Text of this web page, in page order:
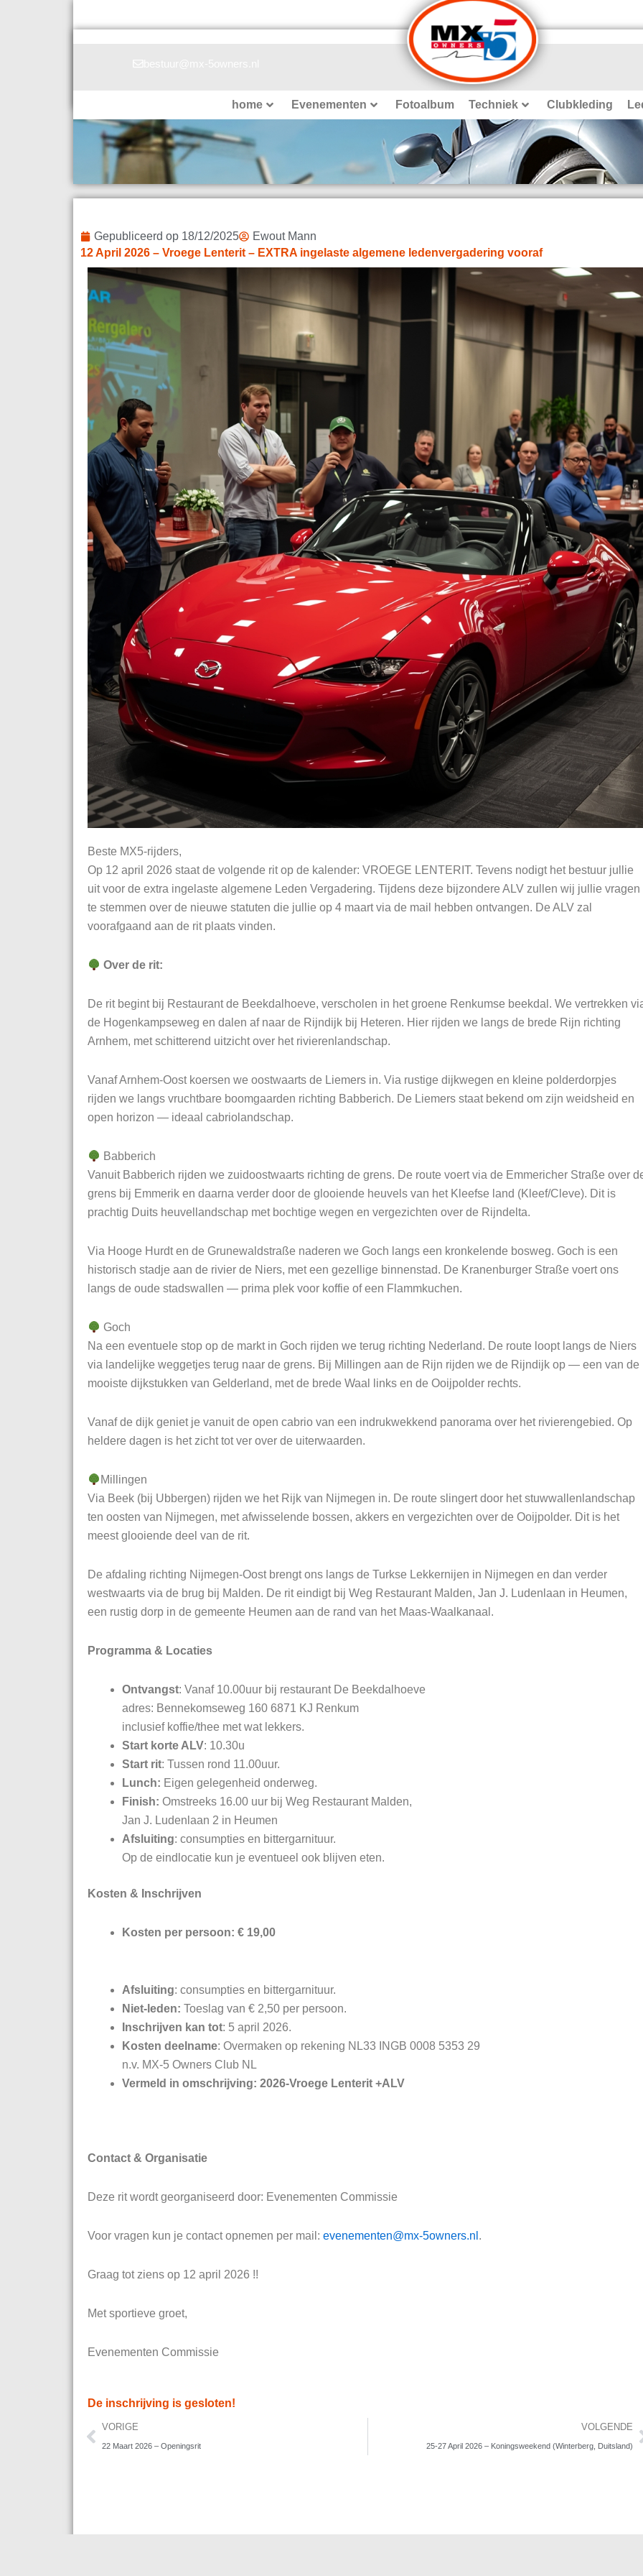
home Evenementen Fotoalbum Techniek Clubkleding
Gepubliceerd op 18/12/2025
Ewout Mann
12 April 2026 – Vroege Lenterit – EXTRA ingelaste algemene ledenvergadering vooraf
Beste MX5-rijders,
Op 12 april 2026 staat de volgende rit op de kalender: VROEGE LENTERIT. Tevens nodigt het bestuur jullie
uit voor de extra ingelaste algemene Leden Vergadering. Tijdens deze bijzondere ALV zullen wij jullie vragen
te stemmen over de nieuwe statuten die jullie op 4 maart via de mail hebben ontvangen. De ALV zal
voorafgaand aan de rit plaats vinden.
Over de rit:
De rit begint bij Restaurant de Beekdalhoeve, verscholen in het groene Renkumse beekdal. We vertrekken
de Hogenkampseweg en dalen af naar de Rijndijk bij Heteren. Hier rijden we langs de brede Rijn richting
Arnhem, met schitterend uitzicht over het rivierenlandschap.
Vanaf Arnhem-Oost koersen we oostwaarts de Liemers in. Via rustige dijkwegen en kleine polderdorpjes
rijden we langs vruchtbare boomgaarden richting Babberich. De Liemers staat bekend om zijn weidsheid en
open horizon — ideaal cabriolandschap.
Babberich
Vanuit Babberich rijden we zuidoostwaarts richting de grens. De route voert via de Emmericher Straße over
grens bij Emmerik en daarna verder door de glooiende heuvels van het Kleefse land (Kleef/Cleve). Dit is
prachtig Duits heuvellandschap met bochtige wegen en vergezichten over de Rijndelta.
Via Hooge Hurdt en de Grunewaldstraße naderen we Goch langs een kronkelende bosweg. Goch is een
historisch stadje aan de rivier de Niers, met een gezellige binnenstad. De Kranenburger Straße voert ons
langs de oude stadswallen — prima plek voor koffie of een Flammkuchen.
Goch
Na een eventuele stop op de markt in Goch rijden we terug richting Nederland. De route loopt langs de Niers
via landelijke weggetjes terug naar de grens. Bij Millingen aan de Rijn rijden we de Rijndijk op — een van de
mooiste dijkstukken van Gelderland, met de brede Waal links en de Ooijpolder rechts.
Vanaf de dijk geniet je vanuit de open cabrio van een indrukwekkend panorama over het rivierengebied. Op
heldere dagen is het zicht tot ver over de uiterwaarden.
Millingen
Via Beek (bij Ubbergen) rijden we het Rijk van Nijmegen in. De route slingert door het stuwwallenlandschap
ten oosten van Nijmegen, met afwisselende bossen, akkers en vergezichten over de Ooijpolder. Dit is het
meest glooiende deel van de rit.
De afdaling richting Nijmegen-Oost brengt ons langs de Turkse Lekkernijen in Nijmegen en dan verder
westwaarts via de brug bij Malden. De rit eindigt bij Weg Restaurant Malden, Jan J. Ludenlaan in Heumen,
een rustig dorp in de gemeente Heumen aan de rand van het Maas-Waalkanaal.
Programma & Locaties
Ontvangst: Vanaf 10.00uur bij restaurant De Beekdalhoeve
adres: Bennekomseweg 160 6871 KJ Renkum
inclusief koffie/thee met wat lekkers.
Start korte ALV: 10.30u
Start rit: Tussen rond 11.00uur.
Lunch: Eigen gelegenheid onderweg.
Finish: Omstreeks 16.00 uur bij Weg Restaurant Malden,
Jan J. Ludenlaan 2 in Heumen
Afsluiting: consumpties en bittergarnituur.
Op de eindlocatie kun je eventueel ook blijven eten.
Kosten & Inschrijven
Kosten per persoon: € 19,00
Afsluiting: consumpties en bittergarnituur.
Niet-leden: Toeslag van € 2,50 per persoon.
Inschrijven kan tot: 5 april 2026.
Kosten deelname: Overmaken op rekening NL33 INGB 0008 5353 29
n.v. MX-5 Owners Club NL
Vermeld in omschrijving: 2026-Vroege Lenterit +ALV
Contact & Organisatie
Deze rit wordt georganiseerd door: Evenementen Commissie
Voor vragen kun je contact opnemen per mail: evenementen@mx-5owners.nl .
Graag tot ziens op 12 april 2026 !!
Met sportieve groet,
Evenementen Commissie
De inschrijving is gesloten!
Vorige
VORIGE
22 Maart 2026 – Openingsrit
VOLGENDE
25-27 April 2026 – Koningsweekend (Winterberg, Duitsland)